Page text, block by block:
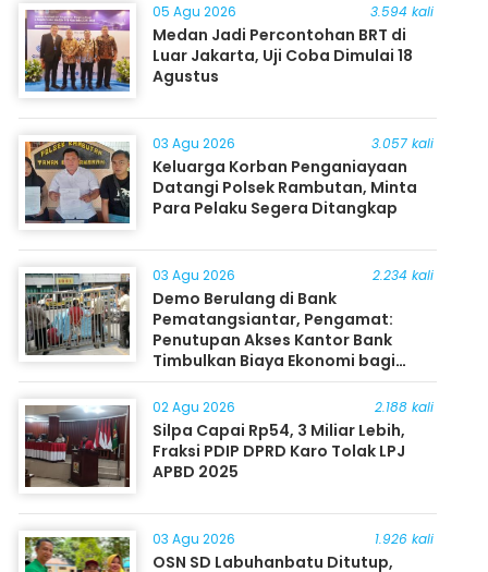
05 Agu 2026 3.594 kali
Medan Jadi Percontohan BRT di
Luar Jakarta, Uji Coba Dimulai 18
Agustus
03 Agu 2026 3.057 kali
Keluarga Korban Penganiayaan
Datangi Polsek Rambutan, Minta
Para Pelaku Segera Ditangkap
03 Agu 2026 2.234 kali
Demo Berulang di Bank
Pematangsiantar, Pengamat:
Penutupan Akses Kantor Bank
Timbulkan Biaya Ekonomi bagi
Masyarakat
02 Agu 2026 2.188 kali
Silpa Capai Rp54, 3 Miliar Lebih,
Fraksi PDIP DPRD Karo Tolak LPJ
APBD 2025
03 Agu 2026 1.926 kali
OSN SD Labuhanbatu Ditutup,